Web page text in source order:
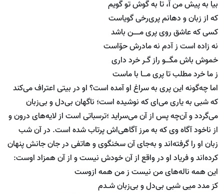
بیا به پیش من آ، تا به گوش تو گویم
که از زبان و دهانم پری‌رخی گویاست
کسی که عاشق روی پری مـــن باشد
نه زاده است ز آدم نه مادرش حوّاست
خموش باش مگــو راز گـر خرد داری
ز ما خرد مطلب تا پری مــا با ماست
اما چه‌گونه این پری به سراغ او آمده است؟‌ او در بیتی اعتراف می‌کند
که شبی به یاری می‌ای که نوشیده است؛ ناگهان بی‌دل و بی‌زبان
می‌گردد و آن‌چه پس از آن می‌سراید ؛ترسباتی است از لایه‌های درون و
از ناخود آگاه وی که به مرز آگاهی‌اش پرتاب شده است. در آن شب
زبان او را گرفته‌اند و به‌جای آن سخنگوی و‌ هاتفی در جان جانش پنهان
کرده‌اند و فریاد او در واقع از آن خودش نیست و از آن همزاد اوست:
این همه ناله‌های من نیست ز من همه ازوست
کز مدد میی شبی بی‌دل و بی‌زبان شـدم